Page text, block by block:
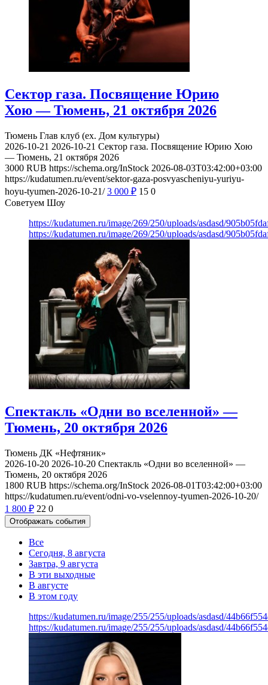
Сектор газа. Посвящение Юрию
Хою — Тюмень, 21 октября 2026
Тюмень Глав клуб (ex. Дом культуры)
2026-10-21 2026-10-21 Сектор газа. Посвящение Юрию Хою
— Тюмень, 21 октября 2026
3000 RUB https://schema.org/InStock 2026-08-03T03:42:00+03:00
https://kudatumen.ru/event/sektor-gaza-posvyascheniyu-yuriyu-
hoyu-tyumen-2026-10-21/ 3 000 ₽ 15 0
Советуем Шоу
https://kudatumen.ru/image/269/250/uploads/asdasd/
https://kudatumen.ru/image/269/250/uploads/asdasd/
Спектакль «Одни во вселенной» —
Тюмень, 20 октября 2026
Тюмень ДК «Нефтяник»
2026-10-20 2026-10-20 Спектакль «Одни во вселенной» —
Тюмень, 20 октября 2026
1800 RUB https://schema.org/InStock 2026-08-01T03:42:00+03:00
https://kudatumen.ru/event/odni-vo-vselennoy-tyumen-2026-10-20/
1 800 ₽ 22 0
Отображать события
Все
Сегодня, 8 августа
Завтра, 9 августа
В эти выходные
В августе
В этом году
https://kudatumen.ru/image/255/255/uploads/asdasd/
https://kudatumen.ru/image/255/255/uploads/asdasd/